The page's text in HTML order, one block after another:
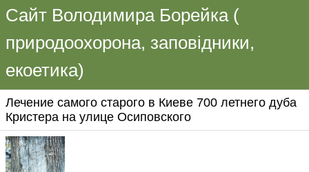
Сайт Володимира Борейка (
природоохорона, заповідники,
екоетика)
Лечение самого старого в Киеве 700 летнего дуба
Кристера на улице Осиповского